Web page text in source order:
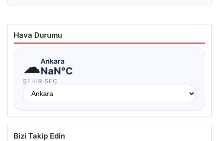
Hava Durumu
☁Ankara
NaN°C
ŞEHIR SEÇ
Bizi Takip Edin